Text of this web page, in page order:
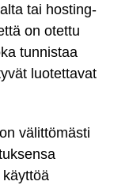
tai hosting-
on otettu
tunnistaa
luotettavat
välittömästi